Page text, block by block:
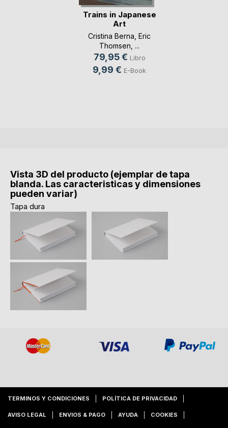
Trains in Japanese
Art
Cristina Berna Eric
Thomsen , ...
79,95 € Libro
9,99 € E-Book
Vista 3D del producto (ejemplar de tapa
blanda. Las caracteristicas y dimensiones
pueden variar)
Tapa dura
TERMINOS Y CONDICIONES POLÍTICA DE PRIVACIDAD
AVISO LEGAL ENVIOS & PAGO AYUDA COOKIES